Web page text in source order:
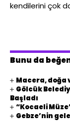
kendilerini çok
Bunu da
Macera, doğa
Gölcük
Başladı
“Kocaeli
Gebze’nin